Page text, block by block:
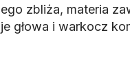
zbliża, materia
głowa i warkocz